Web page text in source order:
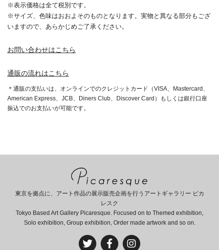
※表示価格は全て税別です。
※サイズ、色味はおおよそのものとなります。実物と異なる部分もござ
いますので、あらかじめご了承ください。
お問い合わせはこちら
通販の流れはこちら
＊通販の支払いは、オンラインでのクレジットカード（VISA、Mastercard、
American Express、JCB、Diners Club、Discover Card）もしくは銀行口座
振込でのお支払いが可能です。
東京を拠点に、アート作品の展示販売企画を行うアートギャラリー ピカ
レスク
Tokyo Based Art Gallery Picaresque. Focused on to Themed exhibition,
Solo exhibition, Group exhibition, Order made artwork and so on.